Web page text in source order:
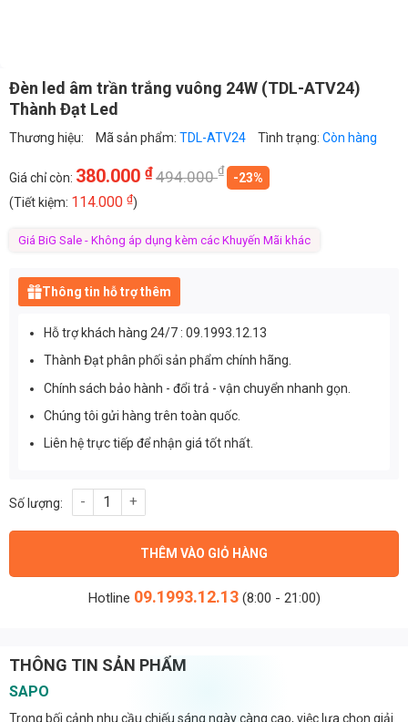
Đèn led âm trần trắng vuông 24W (TDL-ATV24)
Thành Đạt Led
Thương hiệu: Mã sản phẩm: TDL-ATV24 Tình trạng: Còn hàng
Giá chỉ còn: 380.000 ₫494.000₫
-23%
(Tiết kiệm: 114.000 ₫)
Giá BiG Sale - Không áp dụng kèm các Khuyến Mãi khác
Thông tin hỗ trợ thêm
Hỗ trợ khách hàng 24/7 : 09.1993.12.13
Thành Đạt phân phối sản phẩm chính hãng.
Chính sách bảo hành - đổi trả - vận chuyển nhanh gọn.
Chúng tôi gửi hàng trên toàn quốc.
Liên hệ trực tiếp để nhận giá tốt nhất.
Đèn led âm trần trắng vuông 24W (TDL-ATV24) Thành Đạt Led
THÊM VÀO GIỎ HÀNG
Hotline 09.1993.12.13 (8:00 - 21:00)
THÔNG TIN SẢN PHẨM
SAPO
Trong bối cảnh nhu cầu chiếu sáng ngày càng cao, việc lựa chọn giải